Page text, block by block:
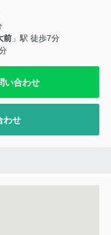
前 」駅 徒歩7分
い合わせ
わせ